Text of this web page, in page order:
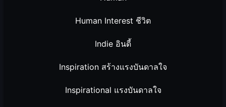
Human Interest ชีวิต
Indie อินดี้
Inspiration สร้างแรงบันดาลใจ
Inspirational แรงบันดาลใจ